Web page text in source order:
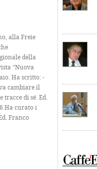
alla Freie
della
“Nuova
Ha scritto: -
cambiare il
di sé. Ed.
Ha curato i
Franco